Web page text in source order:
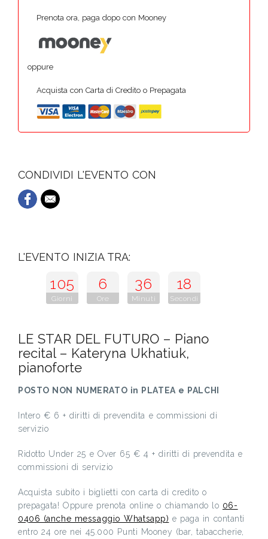
Prenota ora, paga dopo con Mooney
oppure
Acquista con Carta di Credito o Prepagata
CONDIVIDI L'EVENTO CON
L'EVENTO INIZIA TRA:
105
Giorni
6
Ore
36
Minuti
18
Secondi
LE STAR DEL FUTURO – Piano
recital – Kateryna Ukhatiuk,
pianoforte
POSTO NON NUMERATO in PLATEA e PALCHI
Intero € 6 + diritti di prevendita e commissioni di
servizio
Ridotto Under 25 e Over 65 € 4 + diritti di prevendita e
commissioni di servizio
Acquista subito i biglietti con carta di credito o
prepagata! Oppure prenota online o chiamando lo 06-
0406 (anche messaggio Whatsapp) e paga in contanti
entro 24 ore nei 45.000 Punti Mooney (bar, tabaccherie,